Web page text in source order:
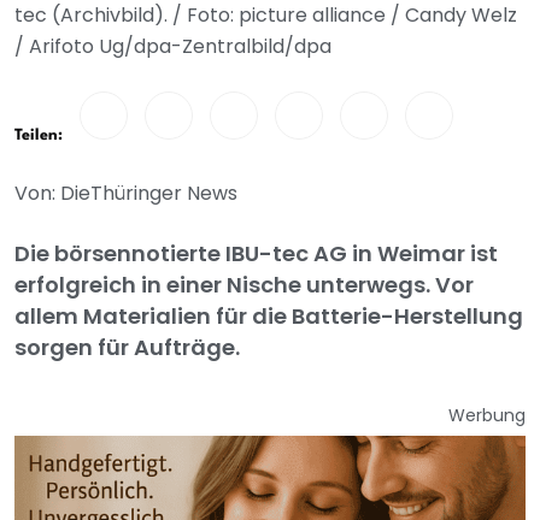
tec (Archivbild). / Foto: picture alliance / Candy Welz
/ Arifoto Ug/dpa-Zentralbild/dpa
Teilen:
Von: DieThüringer News
Die börsennotierte IBU-tec AG in Weimar ist
erfolgreich in einer Nische unterwegs. Vor
allem Materialien für die Batterie-Herstellung
sorgen für Aufträge.
Werbung